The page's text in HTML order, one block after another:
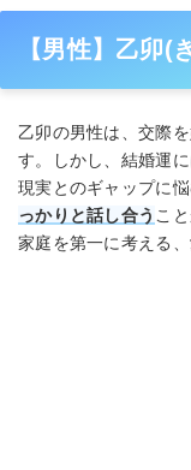
【男性】乙卯(
乙卯の男性は、交際
す。しかし、結婚運
現実とのギャップに
っかりと話し合う こ
家庭を第一に考える